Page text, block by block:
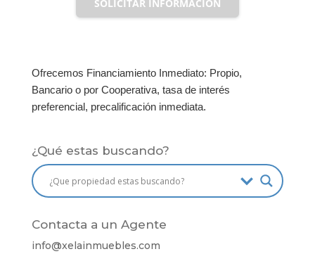
SOLICITAR INFORMACIÓN
Ofrecemos Financiamiento Inmediato: Propio,
Bancario o por Cooperativa, tasa de interés
preferencial, precalificación inmediata.
¿Qué estas buscando?
Contacta a un Agente
info@xelainmuebles.com